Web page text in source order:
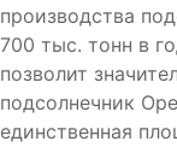
производства
700 тыс. тонн в
позволит
подсолнечник
единственная